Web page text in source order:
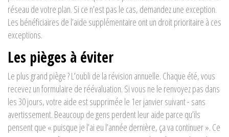
réseau de votre plan. Si ce n’est pas le cas, demandez une exception.
Les bénéficiaires de l’aide supplémentaire ont un droit prioritaire à ces
exceptions.
Les pièges à éviter
Le plus grand piège ? L’oubli de la révision annuelle. Chaque été, vous
recevez un formulaire de réévaluation. Si vous ne le renvoyez pas dans
les 30 jours, votre aide est supprimée le 1er janvier suivant - sans
avertissement. Beaucoup de gens perdent leur aide parce qu’ils
pensent que « puisque je l’ai eu l’année dernière, ça va continuer ». Ce